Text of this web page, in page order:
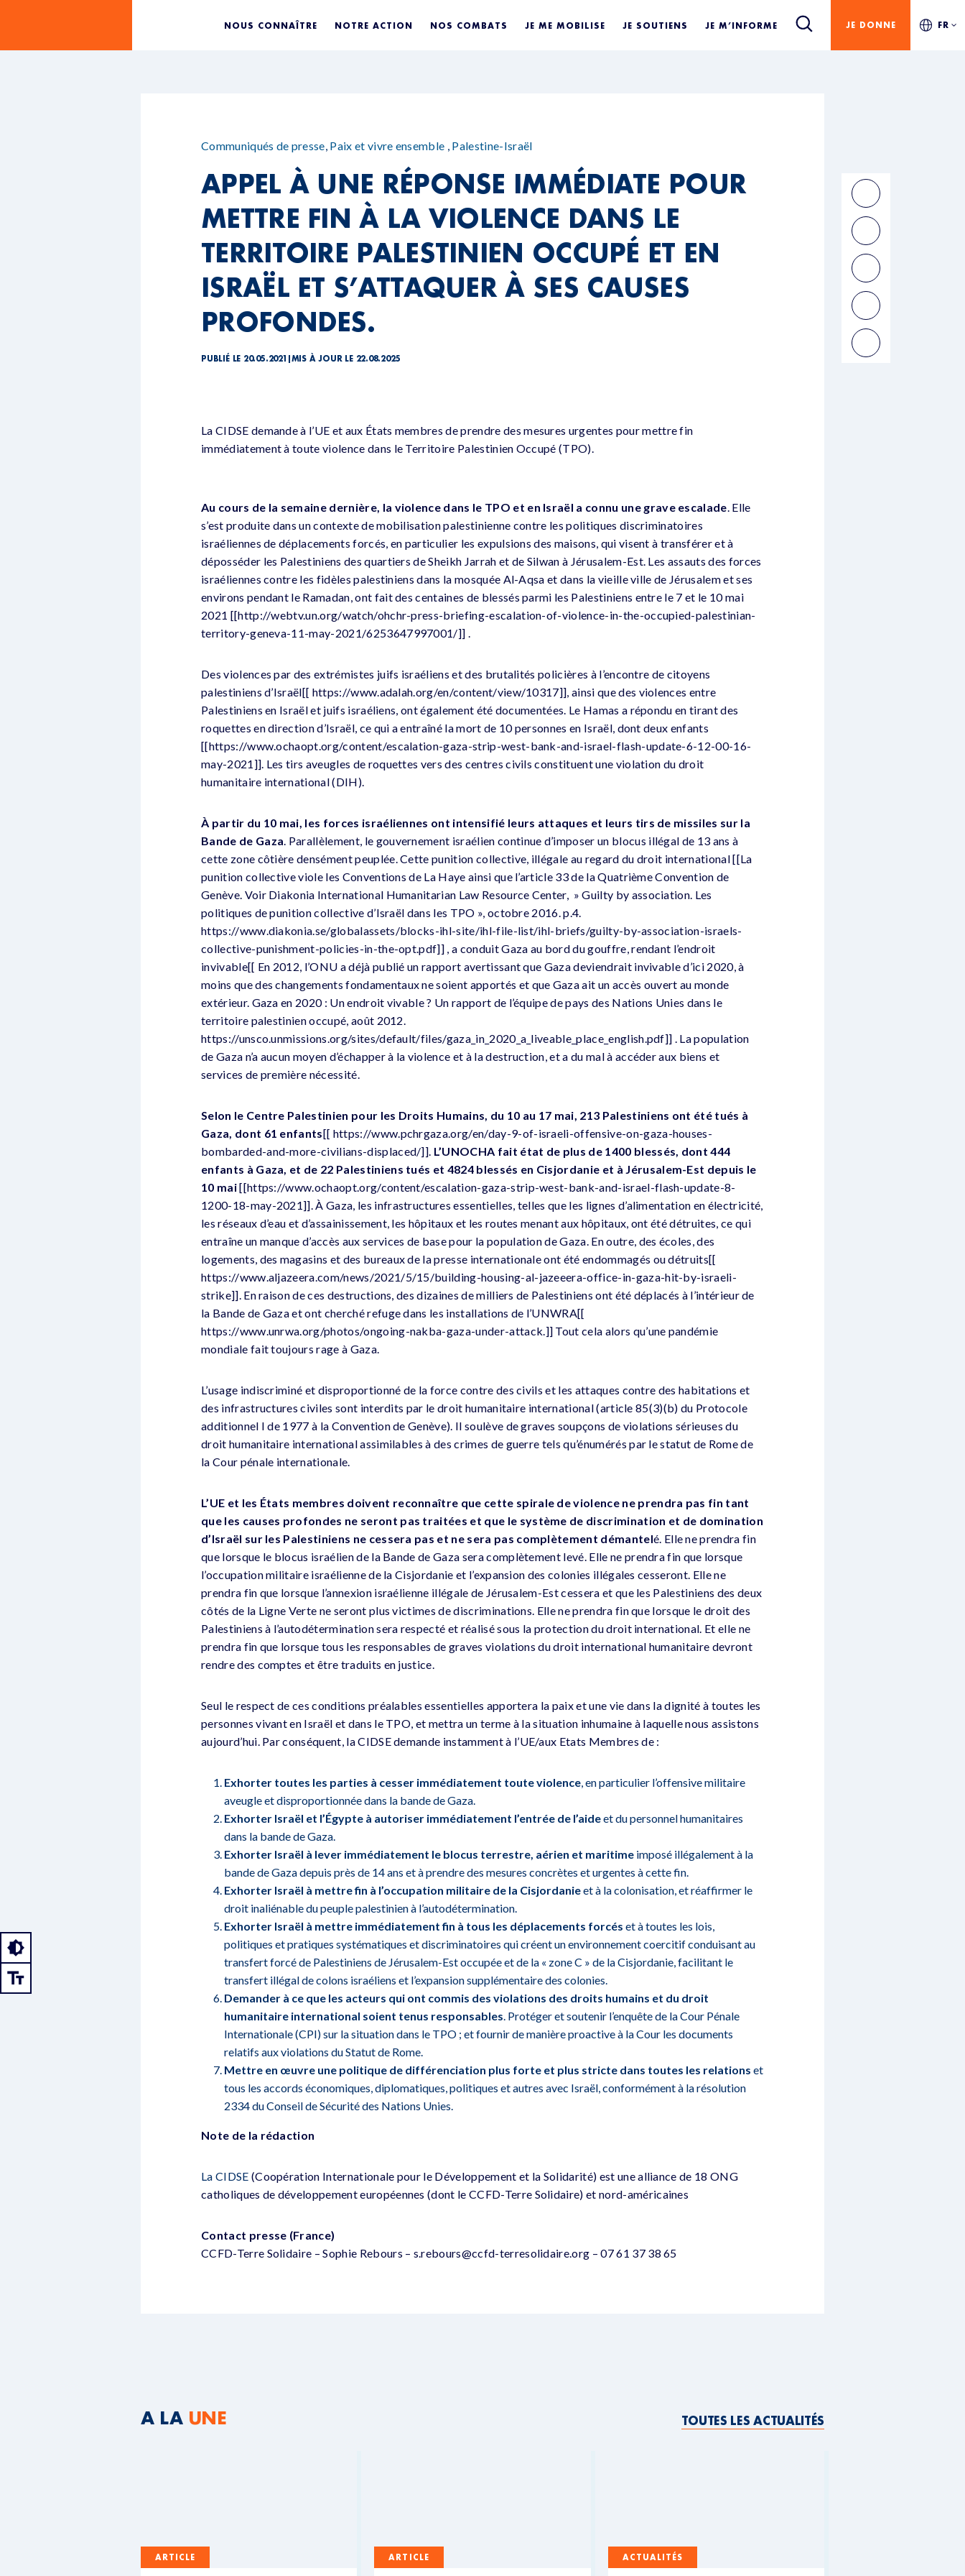
NOUS CONNAÎTRE NOTRE ACTION NOS COMBATS JE ME MOBILISE JE SOUTIENS JE M’INFORME JE DONNE FR
Communiqués de presse, Paix et vivre ensemble , Palestine-Israël
APPEL À UNE RÉPONSE IMMÉDIATE POUR
METTRE FIN À LA VIOLENCE DANS LE
TERRITOIRE PALESTINIEN OCCUPÉ ET EN
ISRAËL ET S’ATTAQUER À SES CAUSES
PROFONDES.
PUBLIÉ LE 20.05.2021 MIS À JOUR LE 22.08.2025
La CIDSE demande à l’UE et aux États membres de prendre des mesures urgentes pour mettre fin
immédiatement à toute violence dans le Territoire Palestinien Occupé (TPO).
Au cours de la semaine dernière, la violence dans le TPO et en Israël a connu une grave escalade. Elle
s’est produite dans un contexte de mobilisation palestinienne contre les politiques discriminatoires
israéliennes de déplacements forcés, en particulier les expulsions des maisons, qui visent à transférer et à
déposséder les Palestiniens des quartiers de Sheikh Jarrah et de Silwan à Jérusalem-Est. Les assauts des forces
israéliennes contre les fidèles palestiniens dans la mosquée Al-Aqsa et dans la vieille ville de Jérusalem et ses
environs pendant le Ramadan, ont fait des centaines de blessés parmi les Palestiniens entre le 7 et le 10 mai
2021 [[http://webtv.un.org/watch/ohchr-press-briefing-escalation-of-violence-in-the-occupied-palestinian-
territory-geneva-11-may-2021/6253647997001/]] .
Des violences par des extrémistes juifs israéliens et des brutalités policières à l’encontre de citoyens
palestiniens d’Israël[[ https://www.adalah.org/en/content/view/10317]], ainsi que des violences entre
Palestiniens en Israël et juifs israéliens, ont également été documentées. Le Hamas a répondu en tirant des
roquettes en direction d’Israël, ce qui a entraîné la mort de 10 personnes en Israël, dont deux enfants
[[https://www.ochaopt.org/content/escalation-gaza-strip-west-bank-and-israel-flash-update-6-12-00-16-
may-2021]]. Les tirs aveugles de roquettes vers des centres civils constituent une violation du droit
humanitaire international (DIH).
À partir du 10 mai, les forces israéliennes ont intensifié leurs attaques et leurs tirs de missiles sur la
Bande de Gaza. Parallèlement, le gouvernement israélien continue d’imposer un blocus illégal de 13 ans à
cette zone côtière densément peuplée. Cette punition collective, illégale au regard du droit international [[La
punition collective viole les Conventions de La Haye ainsi que l’article 33 de la Quatrième Convention de
Genève. Voir Diakonia International Humanitarian Law Resource Center, » Guilty by association. Les
politiques de punition collective d’Israël dans les TPO », octobre 2016. p.4.
https://www.diakonia.se/globalassets/blocks-ihl-site/ihl-file-list/ihl-briefs/guilty-by-association-israels-
collective-punishment-policies-in-the-opt.pdf]] , a conduit Gaza au bord du gouffre, rendant l’endroit
invivable[[ En 2012, l’ONU a déjà publié un rapport avertissant que Gaza deviendrait invivable d’ici 2020, à
moins que des changements fondamentaux ne soient apportés et que Gaza ait un accès ouvert au monde
extérieur. Gaza en 2020 : Un endroit vivable ? Un rapport de l’équipe de pays des Nations Unies dans le
territoire palestinien occupé, août 2012.
https://unsco.unmissions.org/sites/default/files/gaza_in_2020_a_liveable_place_english.pdf]] . La population
de Gaza n’a aucun moyen d’échapper à la violence et à la destruction, et a du mal à accéder aux biens et
services de première nécessité.
Selon le Centre Palestinien pour les Droits Humains, du 10 au 17 mai, 213 Palestiniens ont été tués à
Gaza, dont 61 enfants[[ https://www.pchrgaza.org/en/day-9-of-israeli-offensive-on-gaza-houses-
bombarded-and-more-civilians-displaced/]]. L’UNOCHA fait état de plus de 1400 blessés, dont 444
enfants à Gaza, et de 22 Palestiniens tués et 4824 blessés en Cisjordanie et à Jérusalem-Est depuis le
10 mai[[https://www.ochaopt.org/content/escalation-gaza-strip-west-bank-and-israel-flash-update-8-
1200-18-may-2021]]. À Gaza, les infrastructures essentielles, telles que les lignes d’alimentation en électricité,
les réseaux d’eau et d’assainissement, les hôpitaux et les routes menant aux hôpitaux, ont été détruites, ce qui
entraîne un manque d’accès aux services de base pour la population de Gaza. En outre, des écoles, des
logements, des magasins et des bureaux de la presse internationale ont été endommagés ou détruits[[
https://www.aljazeera.com/news/2021/5/15/building-housing-al-jazeeera-office-in-gaza-hit-by-israeli-
strike]]. En raison de ces destructions, des dizaines de milliers de Palestiniens ont été déplacés à l’intérieur de
la Bande de Gaza et ont cherché refuge dans les installations de l’UNWRA[[
https://www.unrwa.org/photos/ongoing-nakba-gaza-under-attack.]] Tout cela alors qu’une pandémie
mondiale fait toujours rage à Gaza.
L’usage indiscriminé et disproportionné de la force contre des civils et les attaques contre des habitations et
des infrastructures civiles sont interdits par le droit humanitaire international (article 85(3)(b) du Protocole
additionnel I de 1977 à la Convention de Genève). Il soulève de graves soupçons de violations sérieuses du
droit humanitaire international assimilables à des crimes de guerre tels qu’énumérés par le statut de Rome de
la Cour pénale internationale.
L’UE et les États membres doivent reconnaître que cette spirale de violence ne prendra pas fin tant
que les causes profondes ne seront pas traitées et que le système de discrimination et de domination
d’Israël sur les Palestiniens ne cessera pas et ne sera pas complètement démantelé. Elle ne prendra fin
que lorsque le blocus israélien de la Bande de Gaza sera complètement levé. Elle ne prendra fin que lorsque
l’occupation militaire israélienne de la Cisjordanie et l’expansion des colonies illégales cesseront. Elle ne
prendra fin que lorsque l’annexion israélienne illégale de Jérusalem-Est cessera et que les Palestiniens des deux
côtés de la Ligne Verte ne seront plus victimes de discriminations. Elle ne prendra fin que lorsque le droit des
Palestiniens à l’autodétermination sera respecté et réalisé sous la protection du droit international. Et elle ne
prendra fin que lorsque tous les responsables de graves violations du droit international humanitaire devront
rendre des comptes et être traduits en justice.
Seul le respect de ces conditions préalables essentielles apportera la paix et une vie dans la dignité à toutes les
personnes vivant en Israël et dans le TPO, et mettra un terme à la situation inhumaine à laquelle nous assistons
aujourd’hui. Par conséquent, la CIDSE demande instamment à l’UE/aux Etats Membres de :
Exhorter toutes les parties à cesser immédiatement toute violence, en particulier l’offensive militaire
aveugle et disproportionnée dans la bande de Gaza.
Exhorter Israël et l’Égypte à autoriser immédiatement l’entrée de l’aideet du personnel humanitaires
dans la bande de Gaza.
Exhorter Israël à lever immédiatement le blocus terrestre, aérien et maritime imposé illégalement à la
bande de Gaza depuis près de 14 ans et à prendre des mesures concrètes et urgentes à cette fin.
Exhorter Israël à mettre fin à l’occupation militaire de la Cisjordanieet à la colonisation, et réaffirmer le
droit inaliénable du peuple palestinien à l’autodétermination.
Exhorter Israël à mettre immédiatement fin à tous les déplacements forcés et à toutes les lois,
politiques et pratiques systématiques et discriminatoires qui créent un environnement coercitif conduisant au
transfert forcé de Palestiniens de Jérusalem-Est occupée et de la « zone C » de la Cisjordanie, facilitant le
transfert illégal de colons israéliens et l’expansion supplémentaire des colonies.
Demander à ce que les acteurs qui ont commis des violations des droits humains et du droit
humanitaire international soient tenus responsables. Protéger et soutenir l’enquête de la Cour Pénale
Internationale (CPI) sur la situation dans le TPO ; et fournir de manière proactive à la Cour les documents
relatifs aux violations du Statut de Rome.
Mettre en œuvre une politique de différenciation plus forte et plus stricte dans toutes les relations et
tous les accords économiques, diplomatiques, politiques et autres avec Israël, conformément à la résolution
2334 du Conseil de Sécurité des Nations Unies.
Note de la rédaction
La CIDSE (Coopération Internationale pour le Développement et la Solidarité) est une alliance de 18 ONG
catholiques de développement européennes (dont le CCFD-Terre Solidaire) et nord-américaines
Contact presse (France)
CCFD-Terre Solidaire – Sophie Rebours – s.rebours@ccfd-terresolidaire.org – 07 61 37 38 65
A LA UNE TOUTES LES ACTUALITÉS
ARTICLE ARTICLE ACTUALITÉS